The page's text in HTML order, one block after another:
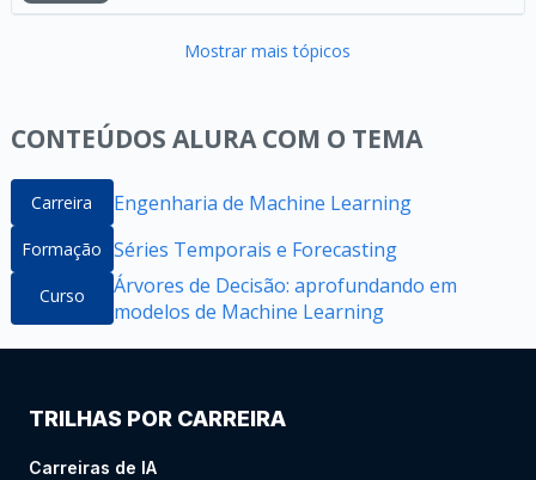
Mostrar mais tópicos
CONTEÚDOS ALURA COM O TEMA
Carreira Engenharia de Machine Learning
Formação Séries Temporais e Forecasting
Curso
Árvores de Decisão: aprofundando em
modelos de Machine Learning
TRILHAS POR CARREIRA
Carreiras de IA